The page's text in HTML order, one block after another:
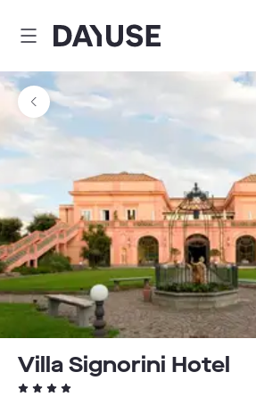
Dayuse
Villa Signorini Hotel